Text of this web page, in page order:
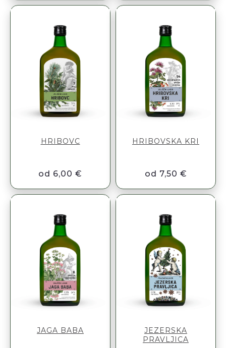
HRIBOVC
od 6,00 €
HRIBOVSKA KRI
od 7,50 €
JAGA BABA
JEZERSKA
PRAVLJICA